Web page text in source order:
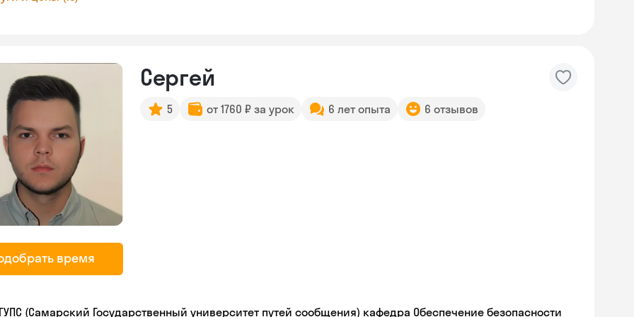
время
Сергей
5 от 1760 ₽ за урок 6 лет опыта 6 отзывов
(Самарский Государственный университет путей сообщения) кафедра Обеспечение безопасности
online